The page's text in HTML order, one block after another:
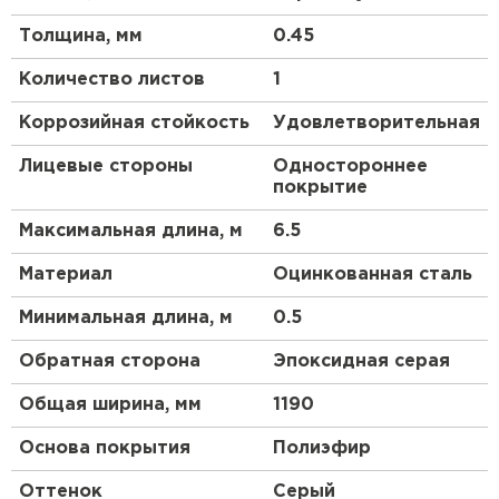
механических повреждений изделия, покрытые
Полиэстером, будут сохранять свой изначальный
вид долгие годы. В целом, это универсальный,
простой, доступный материал, долговечность
которого подтверждена тестами эксперта в
сфере металлургии — Национальным
Металлочерепица отличается долгим сроком
эксплуатации.
Вы можете выбрать оптимальный оттенок для
вашего объекта строительства.
Этот кровельный материал пожаробезопасен.
Сталь 0.4 мм (с учётом металла, цинкового и
защитно-декоративного покрытия) оберегает
кровлю от механических повреждений.
Оптимальное сочетание качества и цены —
Толщина, мм 0.45
Количество листов 1
Коррозийная стойкость Удовлетворительная
Лицевые стороны
Одностороннее
покрытие
Максимальная длина, м 6.5
Материал Оцинкованная сталь
Минимальная длина, м 0.5
Обратная сторона Эпоксидная серая
Общая ширина, мм 1190
Основа покрытия Полиэфир
Оттенок Серый